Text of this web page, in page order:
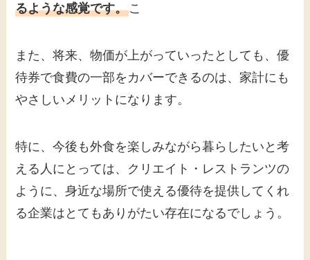
るような感覚です。こ
また、将来、物価が上がっていったとしても、優
待券で食費の一部をカバーできるのは、家計にも
やさしいメリットになります。
特に、今後も外食を楽しみながら暮らしたいと考
える人にとっては、クリエイト・レストランツの
ように、身近な場所で使える優待を提供してくれ
る企業はとてもありがたい存在になるでしょう。